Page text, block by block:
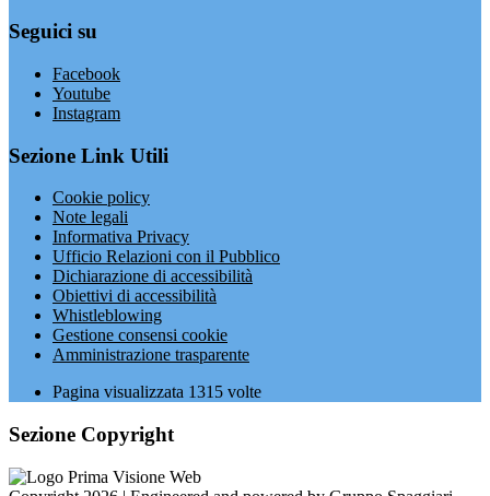
Seguici su
Facebook
Youtube
Instagram
Sezione Link Utili
Cookie policy
Note legali
Informativa Privacy
Ufficio Relazioni con il Pubblico
Dichiarazione di accessibilità
Obiettivi di accessibilità
Whistleblowing
Gestione consensi cookie
Amministrazione trasparente
Pagina visualizzata 1315 volte
Sezione Copyright